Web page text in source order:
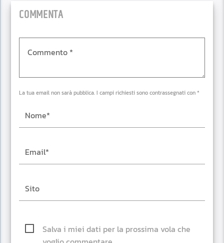
COMMENTA
La tua email non sarà pubblica. I campi richiesti sono contrassegnati con *
Salva i miei dati per la prossima vola che